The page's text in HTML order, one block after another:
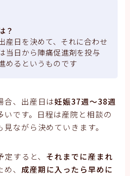
？
産日を決めて、それに合わせ
当日から陣痛促進剤を投与
めるというものです
合、出産日は妊娠37週～38週
いです。日程は産院と相談の
ながら決めていきます。
すると、 それまでに産まれ
め、 成産期に入ったら早めに